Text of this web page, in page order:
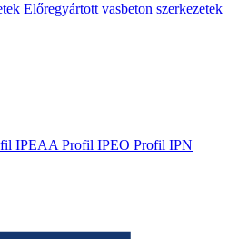
Előregyártott vasbeton szerkezetek
IPEAA Profil IPEO Profil IPN